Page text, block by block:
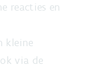
reacties en
kleine
via de